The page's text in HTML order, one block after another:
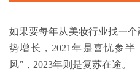
如果要每年从美妆行业找一
势增长，2021年是喜忧参半
风”，2023年则是复苏在途。